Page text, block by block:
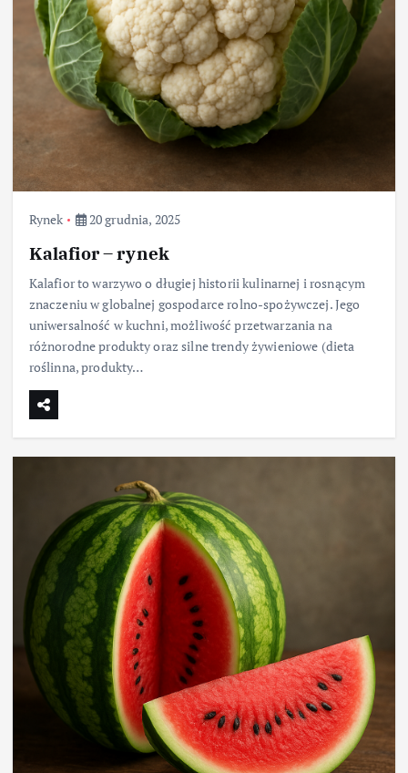
Rynek 20 grudnia, 2025
Kalafior – rynek
Kalafior to warzywo o długiej historii kulinarnej i rosnącym
znaczeniu w globalnej gospodarce rolno-spożywczej. Jego
uniwersalność w kuchni, możliwość przetwarzania na
różnorodne produkty oraz silne trendy żywieniowe (dieta
roślinna, produkty…